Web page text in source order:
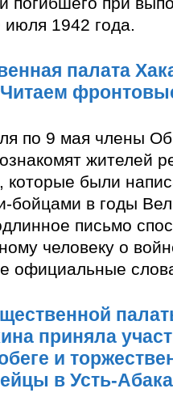
июля 1942 года.
палата
по 9 мая члены
жителей
которые были
бойцами в годы
письмо
человеку о
официальные
приняла
и
в Усть-